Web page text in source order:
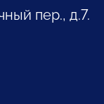
пер., д.7.